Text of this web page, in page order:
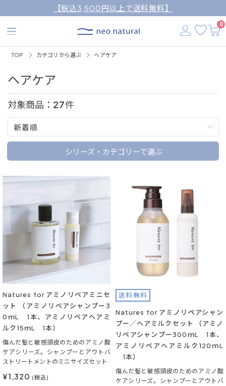
【税込3,500円以上で送料無料】
0
TOP カテゴリから選ぶ ヘアケア
ヘアケア
対象商品： 27件
新着順
シリーズ・カテゴリーで選ぶ
Natures for アミノリペアミニセ
ット （アミノリペアシャンプー3
0ｍL 1本、アミノリペアヘアミ
ルク15ｍL 1本）
傷んだ髪と敏感頭皮のためのアミノ酸
ケアシリーズ。シャンプーとアウトバ
ストリートメントのミニサイズセット
¥1,320 (税込)
送料無料
Natures for アミノリペアシャン
プー／ヘアミルクセット （アミノ
リペアシャンプー300ｍL 1本、
アミノリペアヘアミルク120ｍL
1本）
傷んだ髪と敏感頭皮のためのアミノ酸
ケアシリーズ。シャンプーとアウトバ